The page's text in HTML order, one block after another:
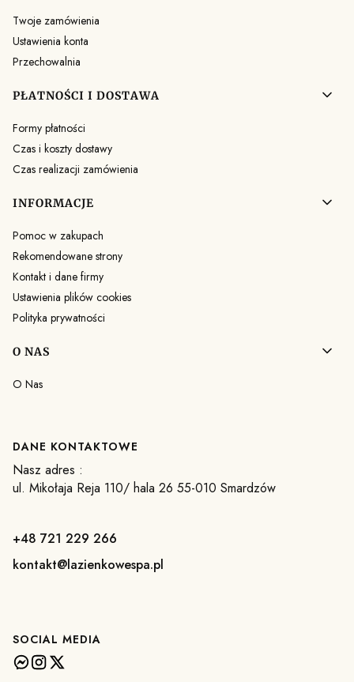
Twoje zamówienia
Ustawienia konta
Przechowalnia
PŁATNOŚCI I DOSTAWA
Formy płatności
Czas i koszty dostawy
Czas realizacji zamówienia
INFORMACJE
Pomoc w zakupach
Rekomendowane strony
Kontakt i dane firmy
Ustawienia plików cookies
Polityka prywatności
O NAS
O Nas
DANE KONTAKTOWE
Nasz adres :
ul. Mikołaja Reja 110/ hala 26 55-010 Smardzów
+48 721 229 266
kontakt@lazienkowespa.pl
SOCIAL MEDIA